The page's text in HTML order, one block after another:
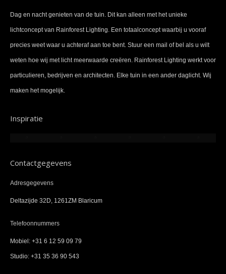
Dag en nacht genieten van de tuin. Dit kan alleen met het unieke
lichtconcept van Rainforest Lighting. Een totaalconcept waarbij u vooraf
precies weet waar u achteraf aan toe bent. Stuur een mail of bel als u wilt
weten hoe wij met licht meerwaarde creëren. Rainforest Lighting werkt voor
particulieren, bedrijven en architecten. Elke tuin in een ander daglicht. Wij
maken het mogelijk.
Inspiratie
Contactgegevens
Adresgegevens
Deltazijde 32D, 1261ZM Blaricum
Telefoonnummers
Mobiel: +31 6 12 59 09 79
Studio: +31 35 36 90 543